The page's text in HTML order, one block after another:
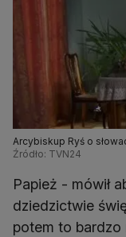
Arcybiskup Ryś o
Źródło: TVN24
Papież - mówił
dziedzictwie
potem to bardzo